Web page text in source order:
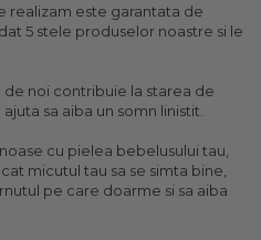
realizam este garantata de
5 stele produselor noastre si le
noi contribuie la starea de
sa aiba un somn linistit.
cu pielea bebelusului tau,
micutul tau sa se simta bine,
pe care doarme si sa aiba